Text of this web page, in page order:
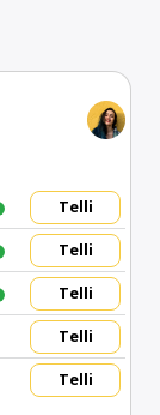
Telli
Telli
Telli
Telli
Telli